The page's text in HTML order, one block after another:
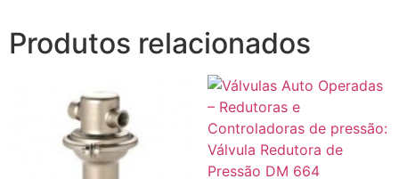
Produtos relacionados